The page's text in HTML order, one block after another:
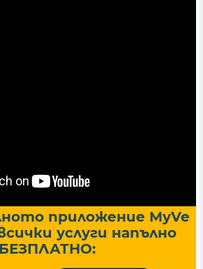
приложение MyVe
услуги напълно
БЕЗПЛАТНО: